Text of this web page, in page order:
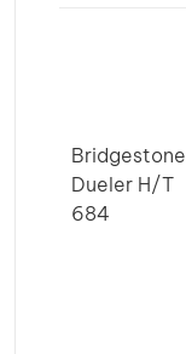
Bridgestone
Dueler H/T
684